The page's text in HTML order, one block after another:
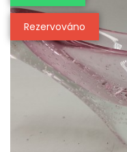
Rezervováno